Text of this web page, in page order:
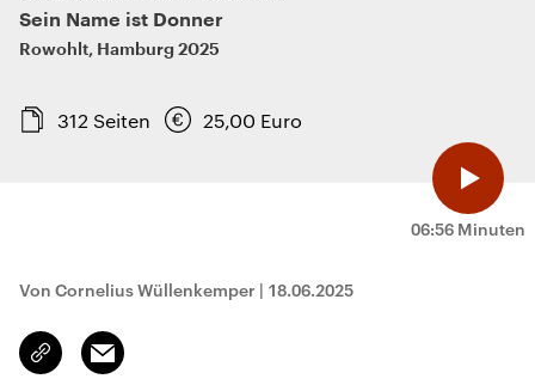
06:56 Minuten
Sein Name ist Donner
Rowohlt, Hamburg 2025
312 Seiten 25,00 Euro
Von Cornelius Wüllenkemper | 18.06.2025
Link
kopieren/teilen
Email